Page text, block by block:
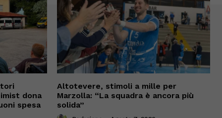
dona
spesa
Altotevere, stimoli a mille per
Marzolla: “La squadra è ancora più
solida”